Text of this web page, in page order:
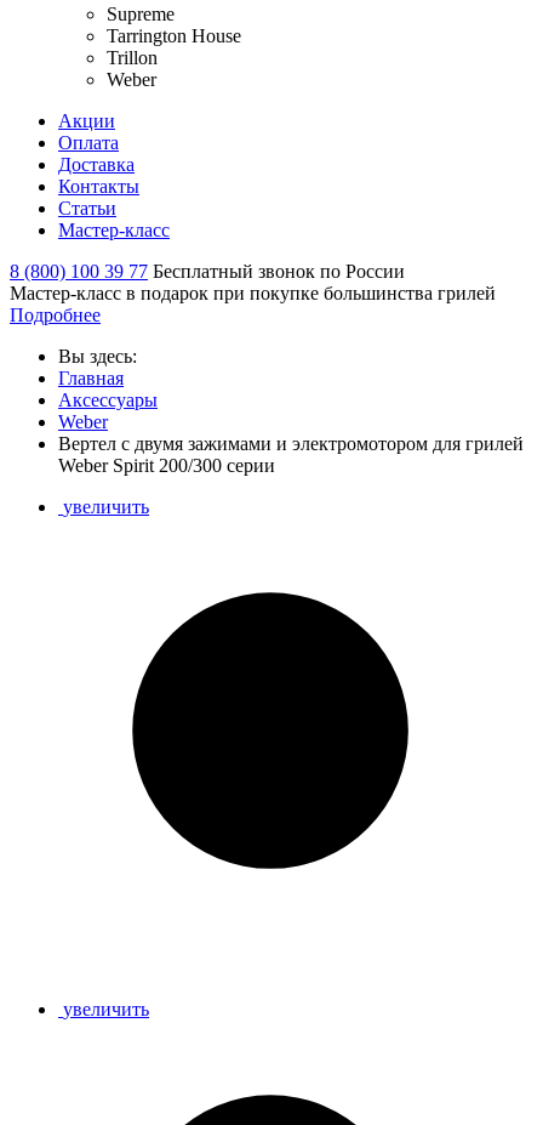
Supreme
Tarrington House
Trillon
Weber
Акции
Оплата
Доставка
Контакты
Статьи
Мастер-класс
8 (800) 100 39 77 Бесплатный звонок по России
Мастер-класс в подарок при покупке большинства грилей
Подробнее
Вы здесь:
Главная
Аксессуары
Weber
Вертел с двумя зажимами и электромотором для грилей
Weber Spirit 200/300 серии
увеличить
увеличить